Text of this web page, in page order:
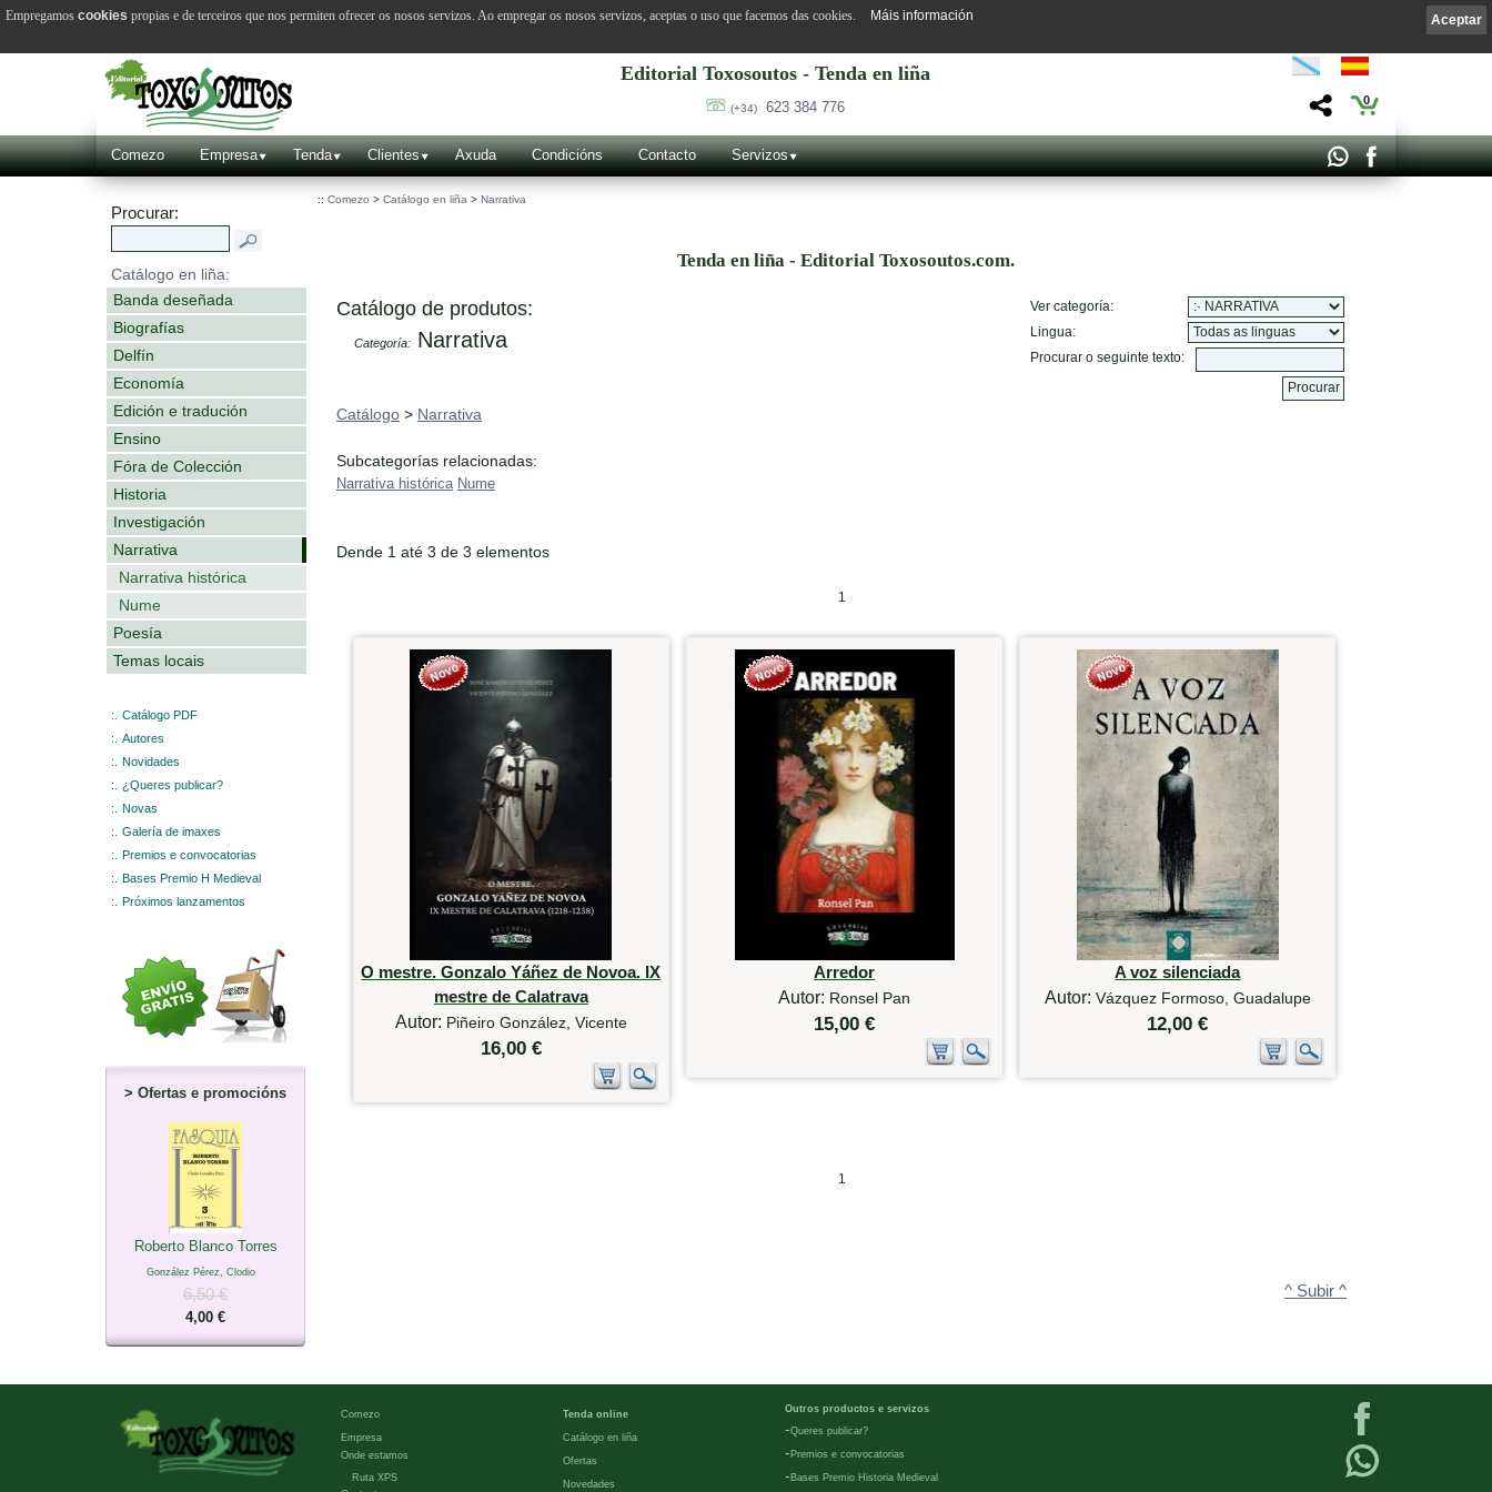
Editorial Toxosoutos - Tenda en liña
(+34) 623 384 776 0
Comezo Empresa Tenda Clientes Axuda Condicións Contacto Servizos
Procurar:
Catálogo en liña:
Banda deseñada
Biografías
Delfín
Economía
Edición e tradución
Ensino
Fóra de Colección
Historia
Investigación
Narrativa
Narrativa histórica
Nume
Poesía
Temas locais
:.
Catálogo PDF
:.
Autores
:.
Novidades
:.
¿Queres publicar?
:.
Novas
:.
Galería de imaxes
:.
Premios e convocatorias
:.
Bases Premio H Medieval
:.
Próximos lanzamentos
> Ofertas e promocións
Roberto Blanco Torres
González Pérez, Clodio
6,50 €
4,00 €
:: Comezo > Catálogo en liña > Narrativa
Tenda en liña - Editorial Toxosoutos.com.
Catálogo de produtos:
Categoría: Narrativa
Ver categoría:
Lingua:
Procurar o seguinte texto:
Catálogo > Narrativa
Subcategorías relacionadas:
Narrativa histórica Nume
Dende 1 até 3 de 3 elementos
1
O mestre. Gonzalo Yáñez de Novoa. IX
mestre de Calatrava
Autor: Piñeiro González, Vicente
16,00 €
Arredor
Autor: Ronsel Pan
15,00 €
A voz silenciada
Autor: Vázquez Formoso, Guadalupe
12,00 €
1
^ Subir ^
Comezo
Empresa
Onde estamos
Ruta XPS
Tenda online
Catálogo en liña
Ofertas
Novedades
Outros productos e servizos
-Queres publicar?
- Premios e convocatorias
- Bases Premio Historia Medieval
Aceptar
Empregamos cookies propias e de terceiros que nos permiten ofrecer os nosos servizos. Ao empregar os nosos servizos, aceptas o uso que facemos das cookies. Máis información